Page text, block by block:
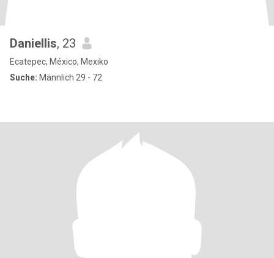
Daniellis, 23
Ecatepec, México, Mexiko
Suche: Männlich 29 - 72